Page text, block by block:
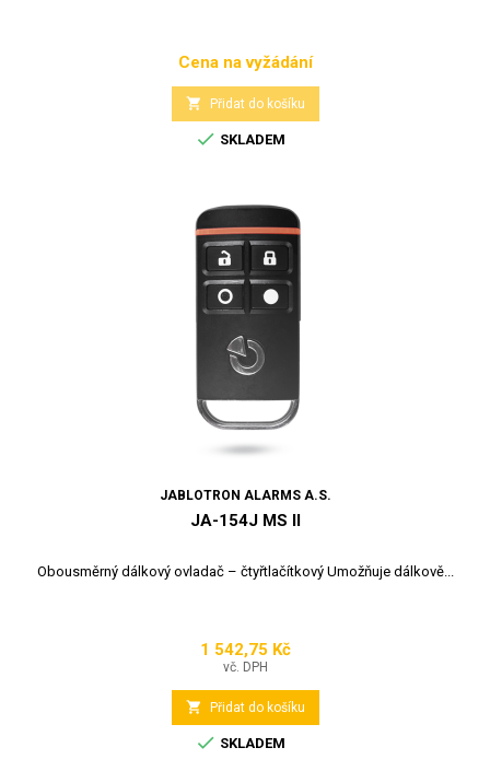
Cena
Cena na vyžádání
 Přidat do košíku
 SKLADEM
JABLOTRON ALARMS A.S.
JA-154J MS II
Obousměrný dálkový ovladač – čtyřtlačítkový Umožňuje dálkově...
Cena
1 542,75 Kč
vč. DPH
 Přidat do košíku
 SKLADEM